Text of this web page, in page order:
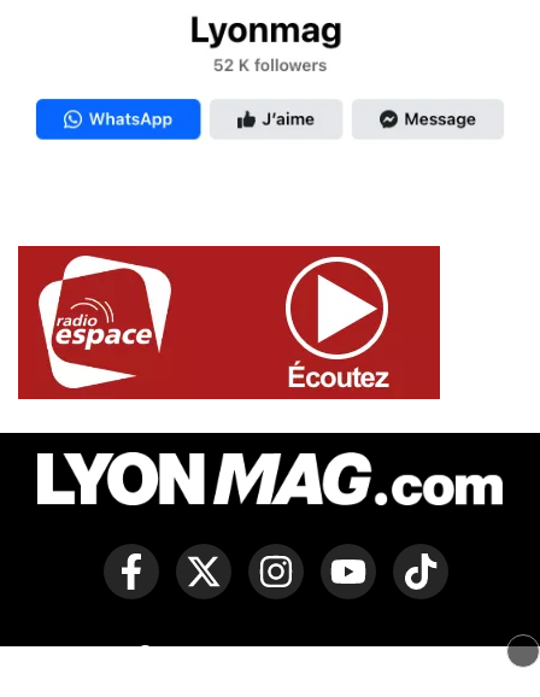
Copyright © Lyon Mag -Mentions légales-Politique des